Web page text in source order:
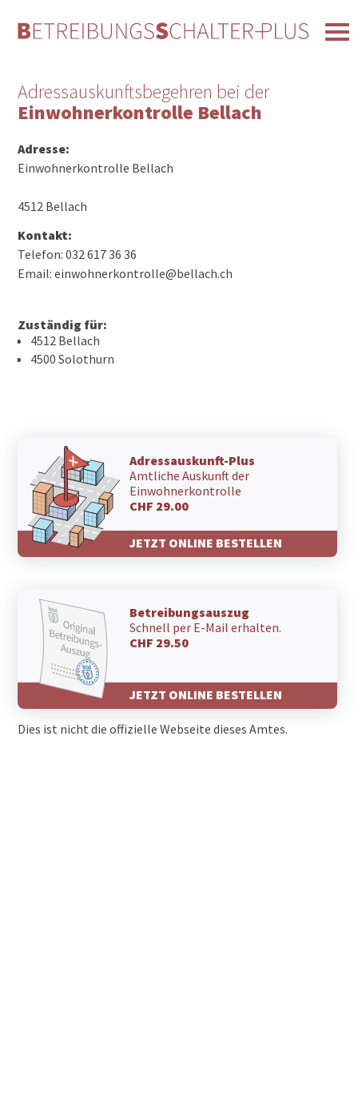
Adressauskunftsbegehren bei der
Einwohnerkontrolle Bellach
Adresse:
Einwohnerkontrolle Bellach
4512 Bellach
Kontakt:
Telefon: 032 617 36 36
Email: einwohnerkontrolle@bellach.ch
Zuständig für:
4512 Bellach
4500 Solothurn
Adressauskunft-Plus
Amtliche Auskunft der
Einwohnerkontrolle
CHF 29.00
JETZT ONLINE BESTELLEN
Betreibungsauszug
Schnell per E-Mail erhalten.
CHF 29.50
JETZT ONLINE BESTELLEN
Dies ist nicht die offizielle Webseite dieses Amtes.